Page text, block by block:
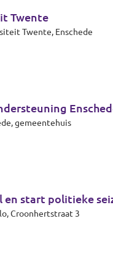
Twente
Twente, Enschede
gemeentehuis
en start politieke
Croonhertstraat 3